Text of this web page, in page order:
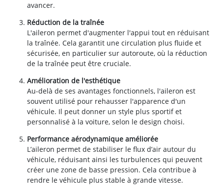
avancer.
Réduction de la traînée
L'aileron permet d'augmenter l'appui tout en réduisant
la traînée. Cela garantit une circulation plus fluide et
sécurisée, en particulier sur autoroute, où la réduction
de la traînée peut être cruciale.
Amélioration de l'esthétique
Au-delà de ses avantages fonctionnels, l'aileron est
souvent utilisé pour rehausser l'apparence d'un
véhicule. Il peut donner un style plus sportif et
personnalisé à la voiture, selon le design choisi.
Performance aérodynamique améliorée
L’aileron permet de stabiliser le flux d’air autour du
véhicule, réduisant ainsi les turbulences qui peuvent
créer une zone de basse pression. Cela contribue à
rendre le véhicule plus stable à grande vitesse.